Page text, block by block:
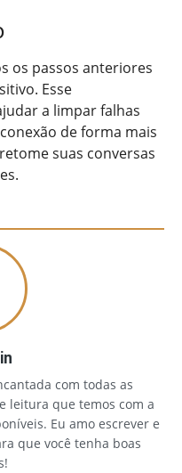
os passos anteriores
Esse
a limpar falhas
de forma mais
suas conversas
com todas as
leitura que temos com a
Eu amo escrever e
que você tenha boas